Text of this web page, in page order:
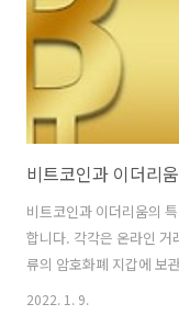
비트코인과 이더리
비트코인과 이더리움의
합니다. 각각은 온라인 거
류의 암호화폐 지갑에 보
기관에서 발행하거나 규
2022. 1. 9.